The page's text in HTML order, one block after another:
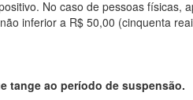
No caso de pessoas físicas,
inferior a R$ 50,00 (cinquenta
tange ao período de suspensão.